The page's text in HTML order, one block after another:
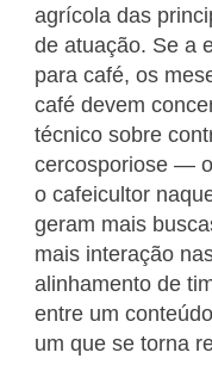
agrícola das
de atuação. Se a
para café, os
café devem
técnico sobre
cercosporiose —
o cafeicultor
geram mais
mais interação
alinhamento de
entre um
um que se torna